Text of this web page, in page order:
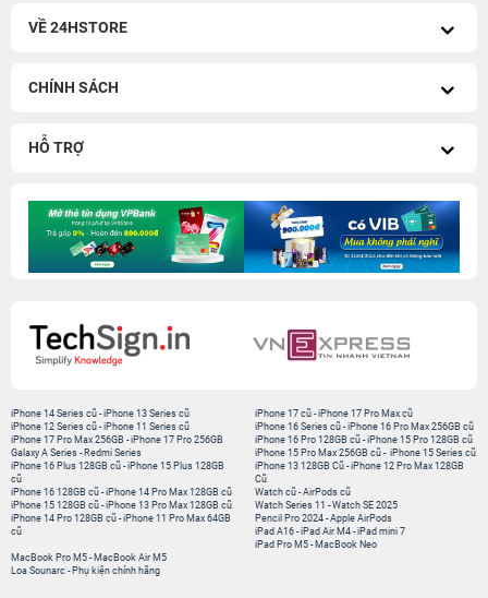
VỀ 24HSTORE
CHÍNH SÁCH
HỖ TRỢ
iPhone 14 Series cũ -iPhone 13 Series cũ
iPhone 12 Series cũ -iPhone 11 Series cũ
iPhone 17 Pro Max 256GB -iPhone 17 Pro 256GB
Galaxy A Series - Redmi Series
iPhone 17 cũ -iPhone 17 Pro Max cũ
iPhone 16 Series cũ - iPhone 16 Pro Max 256GB cũ
iPhone 16 Pro 128GB cũ -iPhone 15 Pro 128GB cũ
iPhone 15 Pro Max 256GB cũ - iPhone 15 Series cũ
iPhone 16 Plus 128GB cũ -iPhone 15 Plus 128GB
cũ
iPhone 16 128GB cũ -iPhone 14 Pro Max 128GB cũ
iPhone 15 128GB cũ -iPhone 13 Pro Max 128GB cũ
iPhone 14 Pro 128GB cũ -iPhone 11 Pro Max 64GB
cũ
iPhone 13 128GB Cũ -iPhone 12 Pro Max 128GB
Cũ
Watch cũ -AirPods cũ
Watch Series 11 -Watch SE 2025
Pencil Pro 2024 -Apple AirPods
iPad A16 -iPad Air M4 -iPad mini 7
iPad Pro M5 - MacBook Neo
MacBook Pro M5 - MacBook Air M5
Loa Sounarc - Phụ kiện chính hãng